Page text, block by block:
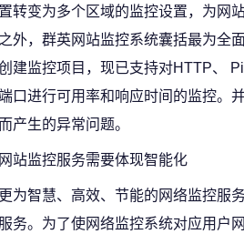
转变为多个区域的监控设置，为网
外，群英网站监控系统囊括最为全
建监控项目，现已支持对HTTP、
口进行可用率和响应时间的监控。
产生的异常问题。
站监控服务需要体现智能化
为智慧、高效、节能的网络监控服
务。为了使网络监控系统对应用户